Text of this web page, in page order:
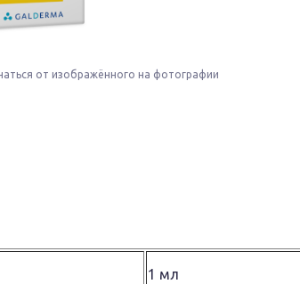
от изображённого на фотографии
1 мл